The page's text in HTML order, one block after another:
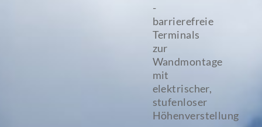
-
barrierefreie
Terminals
zur
Wandmontage
mit
elektrischer,
stufenloser
Höhenverstellung